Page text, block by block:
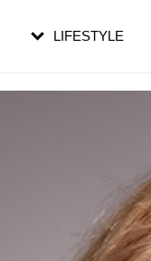
LIFESTYLE
în vârstă